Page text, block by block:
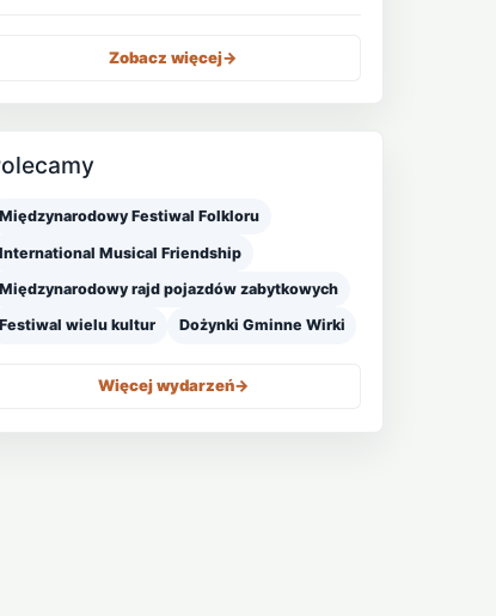
Zobacz więcej->
Międzynarodowy Festiwal Folkloru
International Musical Friendship
Międzynarodowy rajd pojazdów zabytkowych
Festiwal wielu kultur Dożynki Gminne Wirki
Więcej wydarzeń->